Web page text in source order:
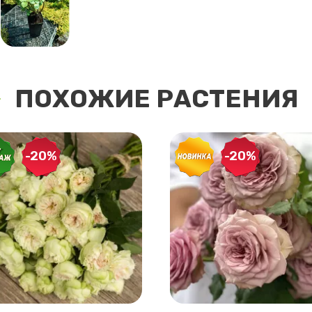
ПОХОЖИЕ РАСТЕНИЯ
-20% -20%